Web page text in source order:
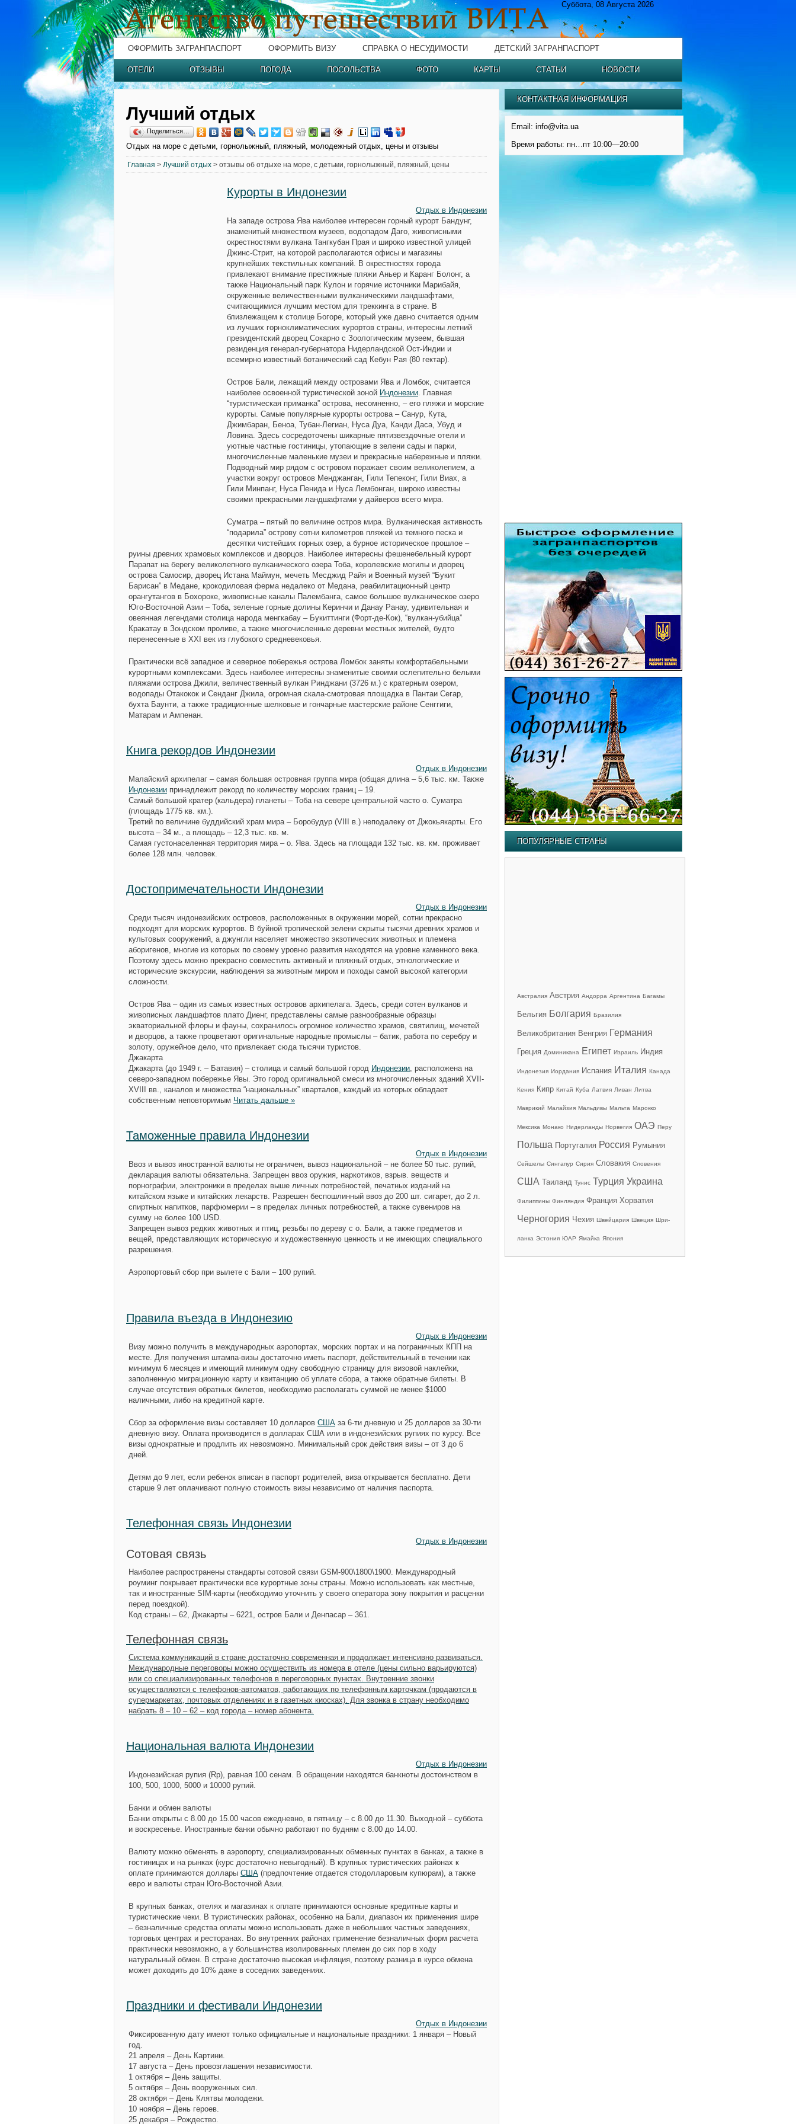
Суббота, 08 Августа 2026
ОФОРМИТЬ ЗАГРАНПАСПОРТ ОФОРМИТЬ ВИЗУ СПРАВКА О НЕСУДИМОСТИ ДЕТСКИЙ ЗАГРАНПАСПОРТ
ОТЕЛИ ОТЗЫВЫ ПОГОДА ПОСОЛЬСТВА ФОТО КАРТЫ СТАТЬИ НОВОСТИ
Лучший отдых
Поделиться…
Отдых на море с детьми, горнолыжный, пляжный, молодежный отдых, цены и отзывы
Главная > Лучший отдых > отзывы об отдыхе на море, с детьми, горнолыжный, пляжный, цены
Курорты в Индонезии
Отдых в Индонезии
На западе острова Ява наиболее интересен горный курорт Бандунг,
знаменитый множеством музеев, водопадом Даго, живописными
окрестностями вулкана Тангкубан Прая и широко известной улицей
Джинс-Стрит, на которой располагаются офисы и магазины
крупнейших текстильных компаний. В окрестностях города
привлекают внимание престижные пляжи Аньер и Каранг Болонг, а
также Национальный парк Кулон и горячие источники Марибайя,
окруженные величественными вулканическими ландшафтами,
считающимися лучшим местом для треккинга в стране. В
близлежащем к столице Богоре, который уже давно считается одним
из лучших горноклиматических курортов страны, интересны летний
президентский дворец Сокарно с Зоологическим музеем, бывшая
резиденция генерал-губернатора Нидерландской Ост-Индии и
всемирно известный ботанический сад Кебун Рая (80 гектар).
Остров Бали, лежащий между островами Ява и Ломбок, считается
наиболее освоенной туристической зоной Индонезии. Главная
“туристическая приманка” острова, несомненно, – его пляжи и морские
курорты. Самые популярные курорты острова – Санур, Кута,
Джимбаран, Беноа, Тубан-Легиан, Нуса Дуа, Канди Даса, Убуд и
Ловина. Здесь сосредоточены шикарные пятизвездочные отели и
уютные частные гостиницы, утопающие в зелени сады и парки,
многочисленные маленькие музеи и прекрасные набережные и пляжи.
Подводный мир рядом с островом поражает своим великолепием, а
участки вокруг островов Менджанган, Гили Тепеконг, Гили Виах, а
Гили Минпанг, Нуса Пенида и Нуса Лембонган, широко известны
своими прекрасными ландшафтами у дайверов всего мира.
Суматра – пятый по величине остров мира. Вулканическая активность
“подарила” острову сотни километров пляжей из темного песка и
десятки чистейших горных озер, а бурное историческое прошлое –
руины древних храмовых комплексов и дворцов. Наиболее интересны фешенебельный курорт
Парапат на берегу великолепного вулканического озера Тоба, королевские могилы и дворец
острова Самосир, дворец Истана Маймун, мечеть Месджид Райя и Военный музей “Букит
Барисан” в Медане, крокодиловая ферма недалеко от Медана, реабилитационный центр
орангутангов в Бохороке, живописные каналы Палембанга, самое большое вулканическое озеро
Юго-Восточной Азии – Тоба, зеленые горные долины Керинчи и Данау Ранау, удивительная и
овеянная легендами столица народа менгкабау – Букиттинги (Форт-де-Кок), “вулкан-убийца”
Кракатау в Зондском проливе, а также многочисленные деревни местных жителей, будто
перенесенные в XXI век из глубокого средневековья.
Практически всё западное и северное побережья острова Ломбок заняты комфортабельными
курортными комплексами. Здесь наиболее интересны знаменитые своими ослепительно белыми
пляжами острова Джили, величественный вулкан Ринджани (3726 м.) с кратерным озером,
водопады Отакокок и Сенданг Джила, огромная скала-смотровая площадка в Пантаи Сегар,
бухта Баунти, а также традиционные шелковые и гончарные мастерские районе Сенггиги,
Матарам и Ампенан.
Книга рекордов Индонезии
Отдых в Индонезии
Малайский архипелаг – самая большая островная группа мира (общая длина – 5,6 тыс. км. Также
Индонезии принадлежит рекорд по количеству морских границ – 19.
Самый большой кратер (кальдера) планеты – Тоба на севере центральной часто о. Суматра
(площадь 1775 кв. км.).
Третий по величине буддийский храм мира – Боробудур (VIII в.) неподалеку от Джокьякарты. Его
высота – 34 м., а площадь – 12,3 тыс. кв. м.
Самая густонаселенная территория мира – о. Ява. Здесь на площади 132 тыс. кв. км. проживает
более 128 млн. человек.
Достопримечательности Индонезии
Отдых в Индонезии
Среди тысяч индонезийских островов, расположенных в окружении морей, сотни прекрасно
подходят для морских курортов. В буйной тропической зелени скрыты тысячи древних храмов и
культовых сооружений, а джунгли населяет множество экзотических животных и племена
аборигенов, многие из которых по своему уровню развития находятся на уровне каменного века.
Поэтому здесь можно прекрасно совместить активный и пляжный отдых, этнологические и
исторические экскурсии, наблюдения за животным миром и походы самой высокой категории
сложности.
Остров Ява – один из самых известных островов архипелага. Здесь, среди сотен вулканов и
живописных ландшафтов плато Диенг, представлены самые разнообразные образцы
экваториальной флоры и фауны, сохранилось огромное количество храмов, святилищ, мечетей
и дворцов, а также процветают оригинальные народные промыслы – батик, работа по серебру и
золоту, оружейное дело, что привлекает сюда тысячи туристов.
Джакарта
Джакарта (до 1949 г. – Батавия) – столица и самый большой город Индонезии, расположена на
северо-западном побережье Явы. Это город оригинальной смеси из многочисленных зданий XVII-
XVIII вв., каналов и множества “национальных” кварталов, каждый из которых обладает
собственным неповторимым Читать дальше »
Таможенные правила Индонезии
Отдых в Индонезии
Ввоз и вывоз иностранной валюты не ограничен, вывоз национальной – не более 50 тыс. рупий,
декларация валюты обязательна. Запрещен ввоз оружия, наркотиков, взрыв. веществ и
порнографии, электроники в пределах выше личных потребностей, печатных изданий на
китайском языке и китайских лекарств. Разрешен беспошлинный ввоз до 200 шт. сигарет, до 2 л.
спиртных напитков, парфюмерии – в пределах личных потребностей, а также сувениров на
сумму не более 100 USD.
Запрещен вывоз редких животных и птиц, резьбы по дереву с о. Бали, а также предметов и
вещей, представляющих историческую и художественную ценность и не имеющих специального
разрешения.
Аэропортовый сбор при вылете с Бали – 100 рупий.
Правила въезда в Индонезию
Отдых в Индонезии
Визу можно получить в международных аэропортах, морских портах и на пограничных КПП на
месте. Для получения штампа-визы достаточно иметь паспорт, действительный в течении как
минимум 6 месяцев и имеющий минимум одну свободную страницу для визовой наклейки,
заполненную миграционную карту и квитанцию об уплате сбора, а также обратные билеты. В
случае отсутствия обратных билетов, необходимо располагать суммой не менее $1000
наличными, либо на кредитной карте.
Сбор за оформление визы составляет 10 долларов США за 6-ти дневную и 25 долларов за 30-ти
дневную визу. Оплата производится в долларах США или в индонезийских рупиях по курсу. Все
визы однократные и продлить их невозможно. Минимальный срок действия визы – от 3 до 6
дней.
Детям до 9 лет, если ребенок вписан в паспорт родителей, виза открывается бесплатно. Дети
старше 9 лет оплачивают полную стоимость визы независимо от наличия паспорта.
Телефонная связь Индонезии
Отдых в Индонезии
Сотовая связь
Наиболее распространены стандарты сотовой связи GSM-900\1800\1900. Международный
роуминг покрывает практически все курортные зоны страны. Можно использовать как местные,
так и иностранные SIM-карты (необходимо уточнить у своего оператора зону покрытия и расценки
перед поездкой).
Код страны – 62, Джакарты – 6221, остров Бали и Денпасар – 361.
Телефонная связь
Система коммуникаций в стране достаточно современная и продолжает интенсивно развиваться.
Международные переговоры можно осуществить из номера в отеле (цены сильно варьируются)
или со специализированных телефонов в переговорных пунктах. Внутренние звонки
осуществляются с телефонов-автоматов, работающих по телефонным карточкам (продаются в
супермаркетах, почтовых отделениях и в газетных киосках). Для звонка в страну необходимо
набрать 8 – 10 – 62 – код города – номер абонента.
Национальная валюта Индонезии
Отдых в Индонезии
Индонезийская рупия (Rp), равная 100 сенам. В обращении находятся банкноты достоинством в
100, 500, 1000, 5000 и 10000 рупий.
Банки и обмен валюты
Банки открыты с 8.00 до 15.00 часов ежедневно, в пятницу – с 8.00 до 11.30. Выходной – суббота
и воскресенье. Иностранные банки обычно работают по будням с 8.00 до 14.00.
Валюту можно обменять в аэропорту, специализированных обменных пунктах в банках, а также в
гостиницах и на рынках (курс достаточно невыгодный). В крупных туристических районах к
оплате принимаются доллары США (предпочтение отдается стодолларовым купюрам), а также
евро и валюты стран Юго-Восточной Азии.
В крупных банках, отелях и магазинах к оплате принимаются основные кредитные карты и
туристические чеки. В туристических районах, особенно на Бали, диапазон их применения шире
– безналичные средства оплаты можно использовать даже в небольших частных заведениях,
торговых центрах и ресторанах. Во внутренних районах применение безналичных форм расчета
практически невозможно, а у большинства изолированных племен до сих пор в ходу
натуральный обмен. В стране достаточно высокая инфляция, поэтому разница в курсе обмена
может доходить до 10% даже в соседних заведениях.
Праздники и фестивали Индонезии
Отдых в Индонезии
Фиксированную дату имеют только официальные и национальные праздники: 1 января – Новый
год.
21 апреля – День Картини.
17 августа – День провозглашения независимости.
1 октября – День защиты.
5 октября – День вооруженных сил.
28 октября – День Клятвы молодежи.
10 ноября – День героев.
25 декабря – Рождество.
КОНТАКТНАЯ ИНФОРМАЦИЯ
Email: info@vita.ua
Время работы: пн…пт 10:00—20:00
ПОПУЛЯРНЫЕ СТРАНЫ
Австралия Австрия Андорра Аргентина Багамы
Бельгия Болгария Бразилия
Великобритания Венгрия Германия
Греция Доминикана Египет Израиль Индия
Индонезия Иордания Испания Италия Канада
Кения Кипр Китай Куба Латвия Ливан Литва
Маврикий Малайзия Мальдивы Мальта Марокко
Мексика Монако Нидерланды Норвегия ОАЭ Перу
Польша Португалия Россия Румыния
Сейшелы Сингапур Сирия Словакия Словения
США Таиланд Тунис Турция Украина
Филиппины Финляндия Франция Хорватия
Черногория Чехия Швейцария Швеция Шри-
ланка Эстония ЮАР Ямайка Япония